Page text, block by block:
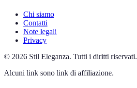
Chi siamo
Contatti
Note legali
Privacy
© 2026 Stil Eleganza. Tutti i diritti riservati.
Alcuni link sono link di affiliazione.